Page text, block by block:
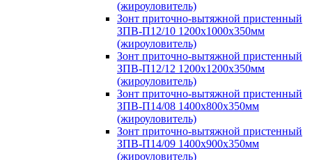
(жироуловитель)
Зонт приточно-вытяжной пристенный
ЗПВ-П12/10 1200х1000х350мм
(жироуловитель)
Зонт приточно-вытяжной пристенный
ЗПВ-П12/12 1200х1200х350мм
(жироуловитель)
Зонт приточно-вытяжной пристенный
ЗПВ-П14/08 1400х800х350мм
(жироуловитель)
Зонт приточно-вытяжной пристенный
ЗПВ-П14/09 1400х900х350мм
(жироуловитель)